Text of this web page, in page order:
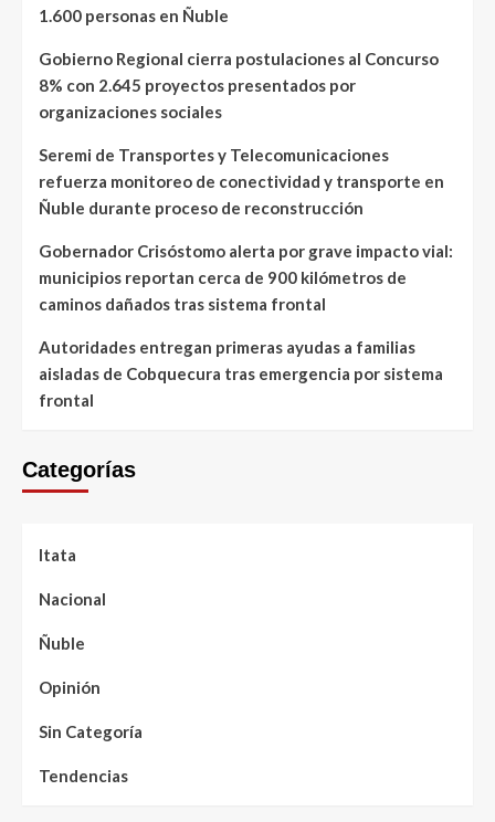
1.600 personas en Ñuble
Gobierno Regional cierra postulaciones al Concurso
8% con 2.645 proyectos presentados por
organizaciones sociales
Seremi de Transportes y Telecomunicaciones
refuerza monitoreo de conectividad y transporte en
Ñuble durante proceso de reconstrucción
Gobernador Crisóstomo alerta por grave impacto vial:
municipios reportan cerca de 900 kilómetros de
caminos dañados tras sistema frontal
Autoridades entregan primeras ayudas a familias
aisladas de Cobquecura tras emergencia por sistema
frontal
Categorías
Itata
Nacional
Ñuble
Opinión
Sin Categoría
Tendencias